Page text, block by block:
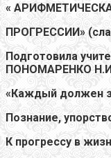
«
ПРОГРЕССИИ»
Подготовила
ПОНОМАРЕНКО
«Каждый должен
Познание,
К прогрессу в